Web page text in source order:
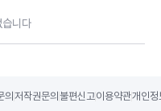
습니다
의 저작권문의 불편신고이용약관개인정